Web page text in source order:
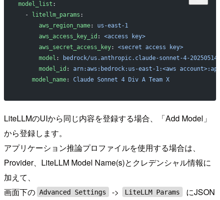
model_list :
  -
litellm_params :
      aws_region_name
: us-east-1
      aws_access_key_id
: <access key>
      aws_secret_access_key
: <secret access key>
      model
:
bedrock/us.anthropic.claude-sonnet-4-
      model_id
: arn:aws:bedrock:us-east-1:<aws
    model_name
: Claude Sonnet 4 Div A Team X
LiteLLMのUIから同じ内容を登録する場合、「Add Model」
から登録します。
アプリケーション推論プロファイルを使用する場合は、
Provider、LiteLLM Model Name(s)とクレデンシャル情報に
加えて、
画面下の Advanced Settings -> LiteLLM Params
にJSON